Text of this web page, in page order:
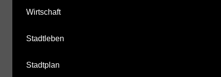
Wirtschaft
Stadtleben
Stadtplan